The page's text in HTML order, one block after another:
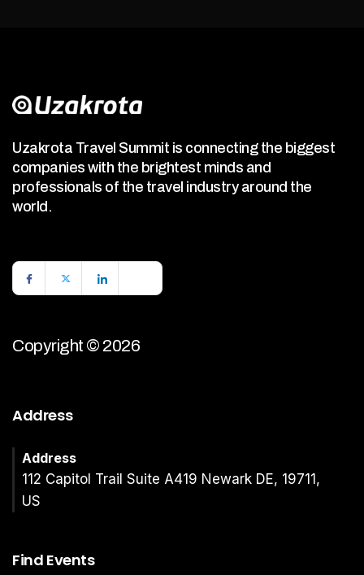
Uzakrota Travel Summit is connecting the biggest
companies with the brightest minds and
professionals of the travel industry around the
world.
Copyright © 2026
Address
Address
112 Capitol Trail Suite A419 Newark DE, 19711,
US
Find Events